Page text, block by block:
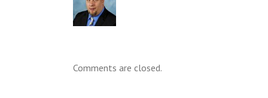
Comments are closed.